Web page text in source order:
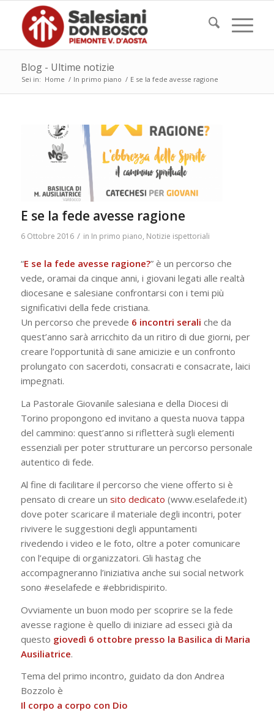
Blog - Ultime notizie
Sei in: Home / In primo piano / E se la fede avesse ragione
E se la fede avesse ragione
6 Ottobre 2016 / in In primo piano, Notizie ispettoriali
“E se la fede avesse ragione?” è un percorso che
vede, oramai da cinque anni, i giovani legati alle realtà
diocesane e salesiane confrontarsi con i temi più
significativi della fede cristiana.
Un percorso che prevede 6 incontri serali che da
quest’anno sarà arricchito da un ritiro di due giorni, per
creare l’opportunità di sane amicizie e un confronto
prolungato con sacerdoti, consacrati e consacrate, laici
impegnati.
La Pastorale Giovanile salesiana e della Diocesi di
Torino propongono ed invitano a questa nuova tappa
del cammino: quest’anno si rifletterà sugli elementi
essenziali per poter strutturare un percorso personale
autentico di fede.
Al fine di facilitare il percorso che viene offerto si è
pensato di creare un sito dedicato (www.eselafede.it)
dove poter scaricare il materiale degli incontri, poter
rivivere le suggestioni degli appuntamenti
rivedendo i video e le foto, oltre a poter comunicare
con l’equipe di organizzatori. Gli hastag che
accompagneranno l’iniziativa anche sui social network
sono #eselafede e #ebbridispirito.
Ovviamente un buon modo per scoprire se la fede
avesse ragione è quello di iniziare ad esseci già da
questo giovedì 6 ottobre presso la Basilica di Maria
Ausiliatrice.
Tema del primo incontro, guidato da don Andrea
Bozzolo è
Il corpo a corpo con Dio